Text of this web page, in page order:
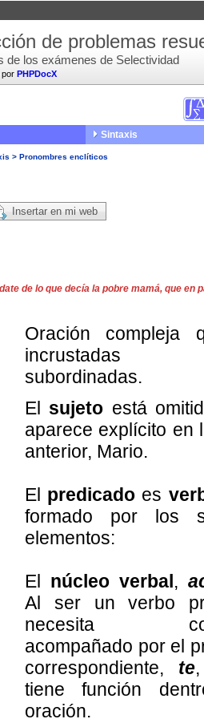
por PHPDocX
de problemas
de los exámenes de Selectividad
Sintaxis
> Pronombres enclíticos
Insertar en mi web
de lo que decía la pobre mamá, que en
Oración compleja
incrustadas
subordinadas.
El sujeto está
aparece explícito en
anterior, Mario.
El predicado es
formado por los
elementos:
El núcleo verbal ,
Al ser un verbo
necesita
acompañado por el
correspondiente, te
tiene función
oración.